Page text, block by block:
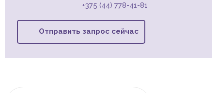
+375 (44) 778-41-81
Отправить запрос сейчас